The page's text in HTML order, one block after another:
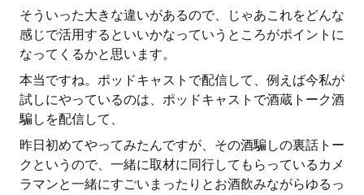
そういった大きな違いがあるので、じゃあこれをどんな
感じで活用するといいかなっていうところがポイントに
なってくるかと思います。
本当ですね。ポッドキャストで配信して、例えば今私が
試しにやっているのは、ポッドキャストで酒蔵トーク酒
騙しを配信して、
昨日初めてやってみたんですが、その酒騙しの裏話トー
クというので、一緒に取材に同行してもらっているカメ
ラマンと一緒にすごいまったりとお酒飲みながらゆるっ